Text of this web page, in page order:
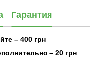
Гарантия
– 400 грн
– 20 грн